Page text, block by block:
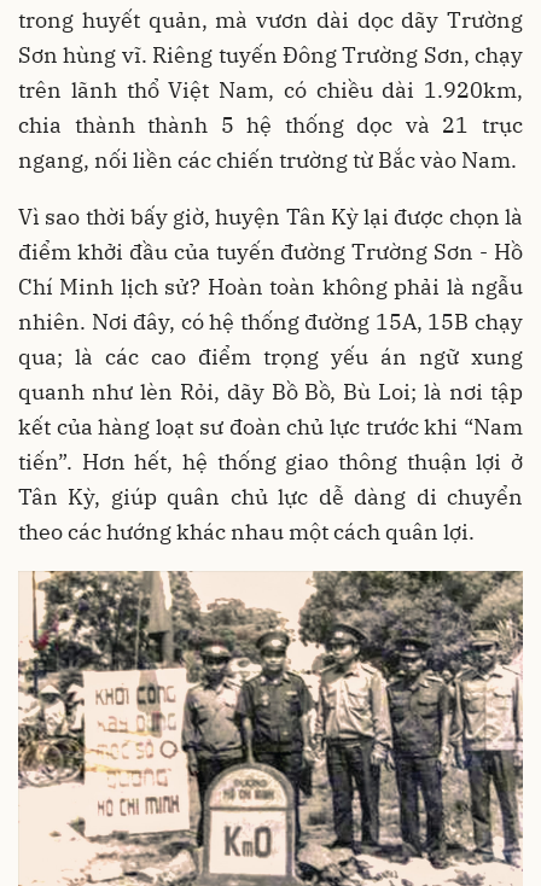
trong huyết quản, mà vươn dài dọc dãy Trường
Sơn hùng vĩ. Riêng tuyến Đông Trường Sơn, chạy
trên lãnh thổ Việt Nam, có chiều dài 1.920km,
chia thành thành 5 hệ thống dọc và 21 trục
ngang, nối liền các chiến trường từ Bắc vào Nam.
Vì sao thời bấy giờ, huyện Tân Kỳ lại được chọn là
điểm khởi đầu của tuyến đường Trường Sơn - Hồ
Chí Minh lịch sử? Hoàn toàn không phải là ngẫu
nhiên. Nơi đây, có hệ thống đường 15A, 15B chạy
qua; là các cao điểm trọng yếu án ngữ xung
quanh như lèn Rỏi, dãy Bồ Bồ, Bù Loi; là nơi tập
kết của hàng loạt sư đoàn chủ lực trước khi “Nam
tiến”. Hơn hết, hệ thống giao thông thuận lợi ở
Tân Kỳ, giúp quân chủ lực dễ dàng di chuyển
theo các hướng khác nhau một cách quân lợi.